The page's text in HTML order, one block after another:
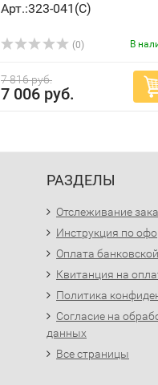
Арт.:323-041(C)
(0) В
7 816 руб.
7 006 руб.
РАЗДЕЛЫ
Отслеживание
Инструкция по
Оплата
Квитанция на
Политика
Согласие на
данных
Все страницы